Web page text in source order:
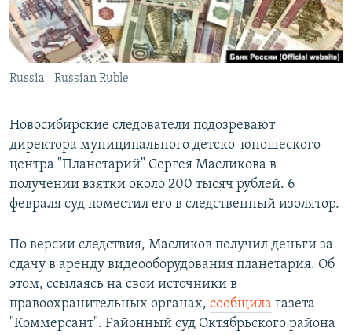
СОЦИАЛЬНЫЕ СЕТИ
Все сайты РСЕ/РС
Russia - Russian Ruble
Новосибирские следователи подозревают
директора муниципального детско-юношеского
центра "Планетарий" Сергея Масликова в
получении взятки около 200 тысяч рублей. 6
февраля суд поместил его в следственный изолятор.
По версии следствия, Масликов получил деньги за
сдачу в аренду видеооборудования планетария. Об
этом, ссылаясь на свои источники в
правоохранительных органах, сообщила газета
"Коммерсант". Районный суд Октябрьского района